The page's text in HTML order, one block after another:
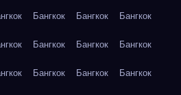
Бангкок Бангкок Бангкок
Бангкок Бангкок Бангкок
Бангкок Бангкок Бангкок